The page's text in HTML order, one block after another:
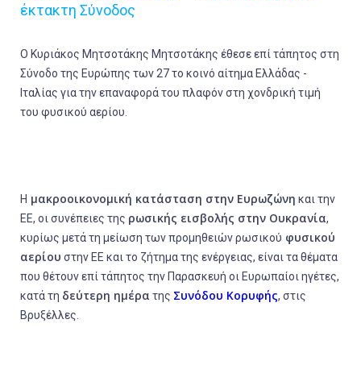
έκτακτη Σύνοδος
Ο Κυριάκος Μητσοτάκης Μητσοτάκης έθεσε επί τάπητος στη
Σύνοδο της Ευρώπης των 27 το κοινό αίτημα Ελλάδας -
Ιταλίας για την επαναφορά του πλαφόν στη χονδρική τιμή
του φυσικού αερίου.
H μακροοικονομική κατάσταση στην Ευρωζώνη και την
ΕΕ, οι συνέπειες της ρωσικής εισβολής στην Ουκρανία,
κυρίως μετά τη μείωση των προμηθειών ρωσικού φυσικού
αερίου στην ΕΕ και το ζήτημα της ενέργειας, είναι τα θέματα
που θέτουν επί τάπητος την Παρασκευή οι Ευρωπαίοι ηγέτες,
κατά τη δεύτερη ημέρα της Συνόδου Κορυφής, στις
Βρυξέλλες.